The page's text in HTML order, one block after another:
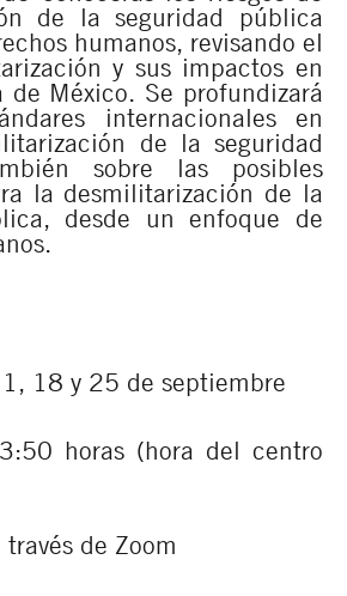
de la seguridad pública
humanos, revisando el
y sus impactos en
México. Se profundizará
internacionales en
de la seguridad
sobre las posibles
la desmilitarización de la
desde un enfoque de
18 y 25 de septiembre
horas (hora del centro
de Zoom